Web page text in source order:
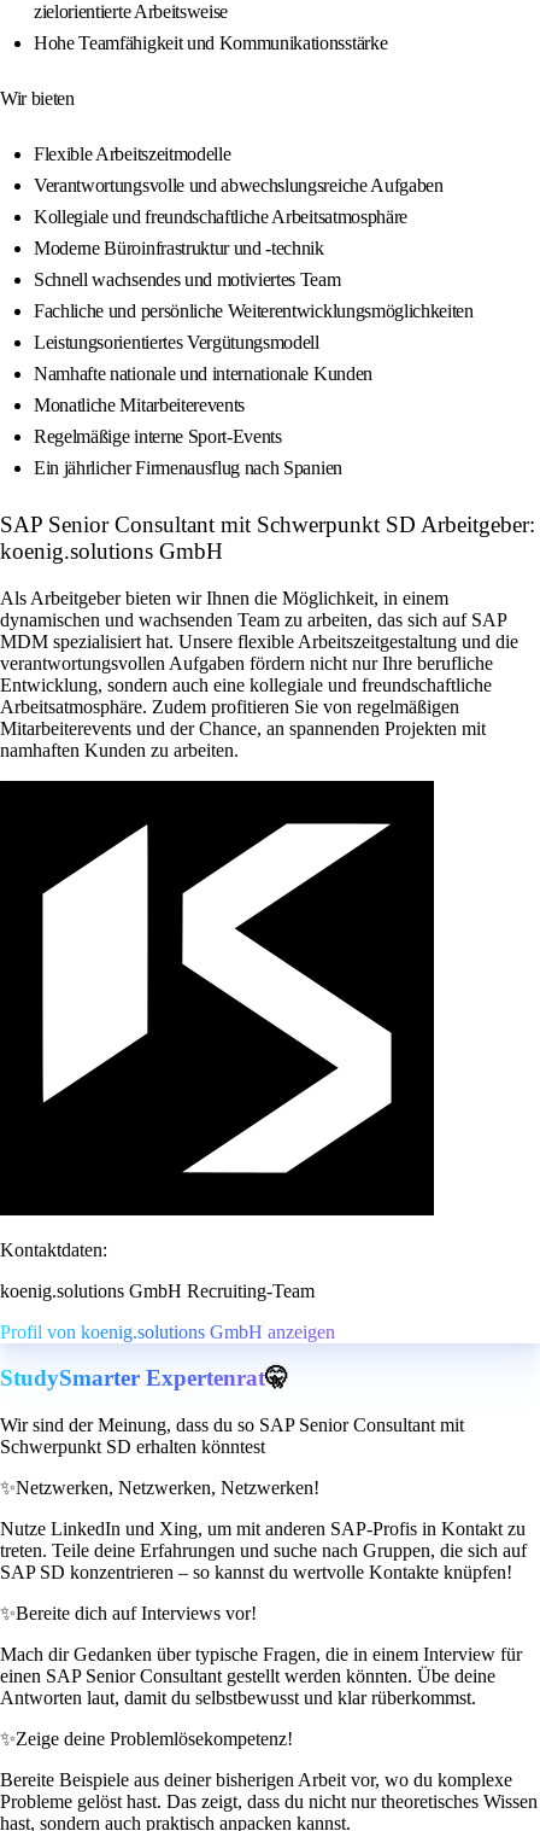
zielorientierte Arbeitsweise
Hohe Teamfähigkeit und Kommunikationsstärke
Wir bieten
Flexible Arbeitszeitmodelle
Verantwortungsvolle und abwechslungsreiche Aufgaben
Kollegiale und freundschaftliche Arbeitsatmosphäre
Moderne Büroinfrastruktur und -technik
Schnell wachsendes und motiviertes Team
Fachliche und persönliche Weiterentwicklungsmöglichkeiten
Leistungsorientiertes Vergütungsmodell
Namhafte nationale und internationale Kunden
Monatliche Mitarbeiterevents
Regelmäßige interne Sport-Events
Ein jährlicher Firmenausflug nach Spanien
SAP Senior Consultant mit Schwerpunkt SD Arbeitgeber:
koenig.solutions GmbH
Als Arbeitgeber bieten wir Ihnen die Möglichkeit, in einem
dynamischen und wachsenden Team zu arbeiten, das sich auf SAP
MDM spezialisiert hat. Unsere flexible Arbeitszeitgestaltung und die
verantwortungsvollen Aufgaben fördern nicht nur Ihre berufliche
Entwicklung, sondern auch eine kollegiale und freundschaftliche
Arbeitsatmosphäre. Zudem profitieren Sie von regelmäßigen
Mitarbeiterevents und der Chance, an spannenden Projekten mit
namhaften Kunden zu arbeiten.
Kontaktdaten:
koenig.solutions GmbH Recruiting-Team
Profil von koenig.solutions GmbH anzeigen
StudySmarter Expertenrat🤫
Wir sind der Meinung, dass du so SAP Senior Consultant mit
Schwerpunkt SD erhalten könntest
✨Netzwerken, Netzwerken, Netzwerken!
Nutze LinkedIn und Xing, um mit anderen SAP-Profis in Kontakt zu
treten. Teile deine Erfahrungen und suche nach Gruppen, die sich auf
SAP SD konzentrieren – so kannst du wertvolle Kontakte knüpfen!
✨Bereite dich auf Interviews vor!
Mach dir Gedanken über typische Fragen, die in einem Interview für
einen SAP Senior Consultant gestellt werden könnten. Übe deine
Antworten laut, damit du selbstbewusst und klar rüberkommst.
✨Zeige deine Problemlösekompetenz!
Bereite Beispiele aus deiner bisherigen Arbeit vor, wo du komplexe
Probleme gelöst hast. Das zeigt, dass du nicht nur theoretisches Wissen
hast, sondern auch praktisch anpacken kannst.